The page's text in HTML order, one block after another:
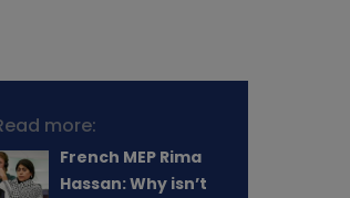
more:
French MEP Rima
Hassan: Why isn’t